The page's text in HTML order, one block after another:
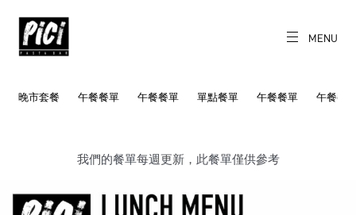
content
MENU
晚市套餐 午餐餐單 午餐餐單 單點餐單 午餐餐單 午餐餐
我們的餐單每週更新，此餐單僅供參考